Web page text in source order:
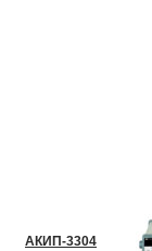
АКИП-3304